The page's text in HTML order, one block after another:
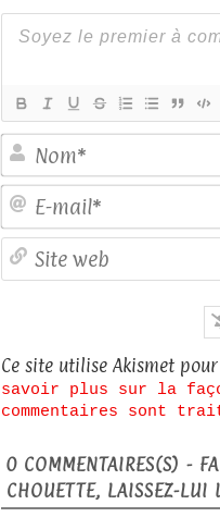
Ce site utilise Akismet
savoir plus sur la
commentaires sont
0 COMMENTAIRES(S) -
CHOUETTE, LAISSEZ-LUI